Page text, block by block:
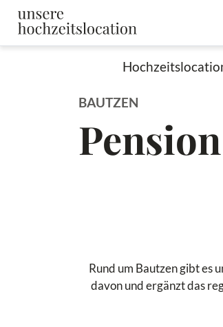
BAUTZEN
Rund um Bautzen gibt es
davon und ergänzt das